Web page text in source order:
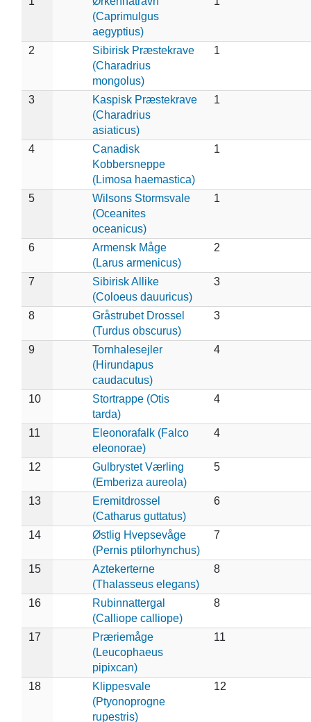
(Caprimulgus
aegyptius)
2
Sibirisk Præstekrave
(Charadrius
mongolus)
1
3
Kaspisk Præstekrave
(Charadrius
asiaticus)
1
4
Canadisk
Kobbersneppe
(Limosa haemastica)
1
5
Wilsons Stormsvale
(Oceanites
oceanicus)
1
6
Armensk Måge
(Larus armenicus)
2
7
Sibirisk Allike
(Coloeus dauuricus)
3
8
Gråstrubet Drossel
(Turdus obscurus)
3
9
Tornhalesejler
(Hirundapus
caudacutus)
4
10
Stortrappe (Otis
tarda)
4
11
Eleonorafalk (Falco
eleonorae)
4
12
Gulbrystet Værling
(Emberiza aureola)
5
13
Eremitdrossel
(Catharus guttatus)
6
14
Østlig Hvepsevåge
(Pernis ptilorhynchus)
7
15
Aztekerterne
(Thalasseus elegans)
8
16
Rubinnattergal
(Calliope calliope)
8
17
Præriemåge
(Leucophaeus
pipixcan)
11
18
Klippesvale
(Ptyonoprogne
rupestris)
12